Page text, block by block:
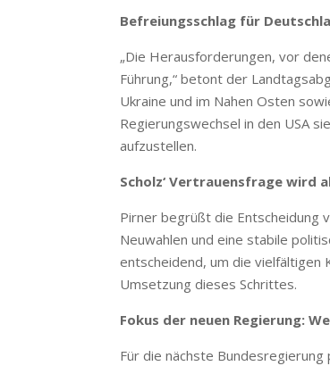
Befreiungsschlag für
„Die Herausforderungen, vor
Führung,“ betont der
Ukraine und im Nahen Osten
Regierungswechsel in den USA
aufzustellen.
Scholz‘ Vertrauensfrage wird
Pirner begrüßt die Entscheidung
Neuwahlen und eine stabile
entscheidend, um die vielfältigen
Umsetzung dieses Schrittes.
Fokus der neuen Regierung:
Für die nächste